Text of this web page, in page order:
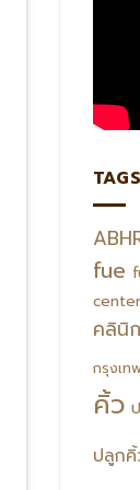
TAGS
fue
center
คลินิ
กรุงเท
คิ้ว
ปลูก